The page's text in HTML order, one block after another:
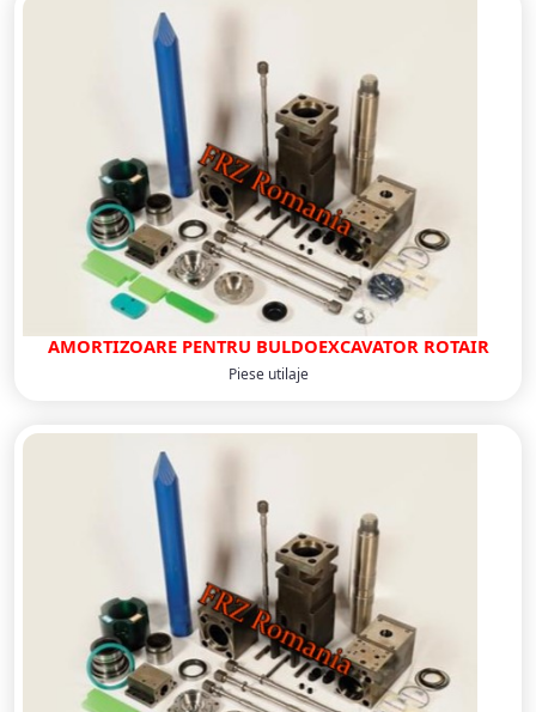
AMORTIZOARE PENTRU BULDOEXCAVATOR ROTAIR
Piese utilaje